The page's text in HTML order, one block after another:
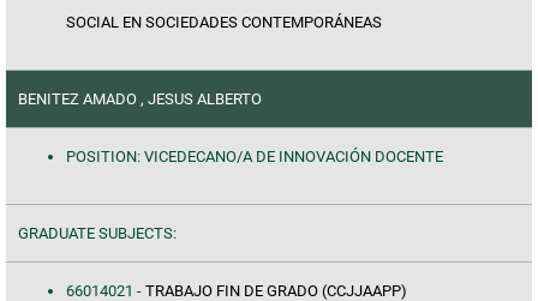
SOCIAL EN SOCIEDADES CONTEMPORÁNEAS
BENITEZ AMADO , JESUS ALBERTO
POSITION: VICEDECANO/A DE INNOVACIÓN DOCENTE
GRADUATE SUBJECTS:
66014021 - TRABAJO FIN DE GRADO (CCJJAAPP)